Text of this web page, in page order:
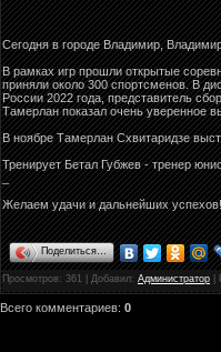
Сегодня в городе Владимир,
В рамках игр прошли открытые
приняли около 300 спортсменов. В
России 2022 года, представитель
Тамерлан показал очень уверенное
В ноябре Тамерлан Схвитаридзе
Тренирует Бетал Губжев - тренер
_
Желаем удачи и дальнейших успехов!
Поделиться…
Просмотров: 361 | Добавил: Администратор
Всего комментариев: 0